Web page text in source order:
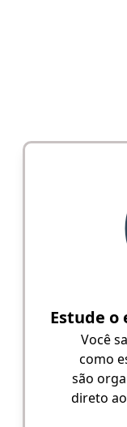
Estude o
Você
como
são
direto